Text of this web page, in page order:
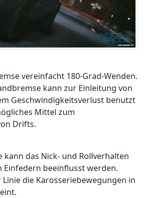
vereinfacht 180-Grad-Wenden.
kann zur Einleitung von
Geschwindigkeitsverlust benutzt
Mittel zum
Drifts.
kann das Nick- und Rollverhalten
Einfedern beeinflusst werden.
die Karosseriebewegungen in